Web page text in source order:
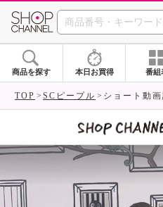
商品を探す 本日お買得 番組
TOP SCピープル ショート動画